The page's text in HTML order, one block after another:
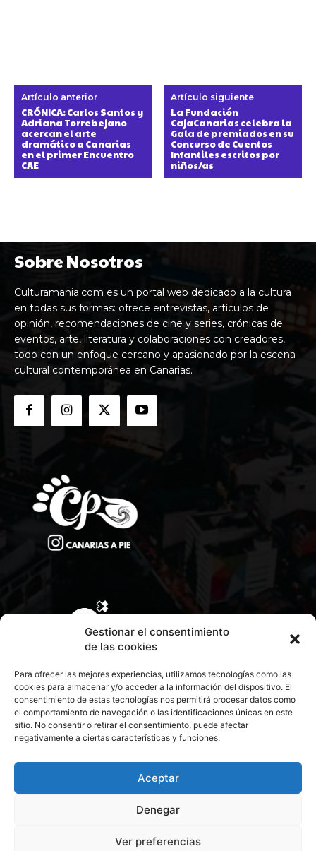
Gestionar el consentimiento
de las cookies
Para ofrecer las mejores experiencias, utilizamos tecnologías como las
cookies para almacenar y/o acceder a la información del dispositivo. El
consentimiento de estas tecnologías nos permitirá procesar datos como
el comportamiento de navegación o las identificaciones únicas en este
sitio. No consentir o retirar el consentimiento, puede afectar
negativamente a ciertas características y funciones.
Aceptar
Denegar
Ver preferencias
Artículo anterior
CRÓNICA: Carlos Santos y
Adriana Torrebejano
acercan el arte
dramático a Canarias
en el primer Encuentro
CAE
Artículo siguiente
La Fundación
CajaCanarias celebra la
Gala de premiados en su
Concurso de Cuentos
Infantiles escritos por
niños/as
Sobre Nosotros
Culturamania.com es un portal web dedicado a la cultura
en todas sus formas: ofrece entrevistas, artículos de
opinión, recomendaciones de cine y series, crónicas de
eventos, arte, literatura y colaboraciones con creadores,
todo con un enfoque cercano y apasionado por la escena
cultural contemporánea en Canarias.
CONTACTA CON NOSOTROS